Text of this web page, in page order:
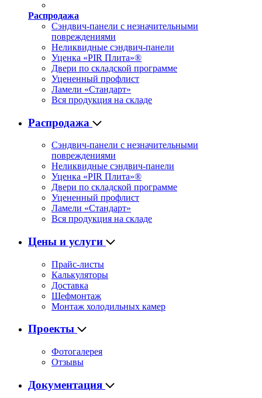
Распродажа
Сэндвич-панели с незначительными
повреждениями
Неликвидные сэндвич-панели
Уценка «PIR Плита»®
Двери по складской программе
Уцененный профлист
Ламели «Стандарт»
Вся продукция на складе
Распродажа
Сэндвич-панели с незначительными
повреждениями
Неликвидные сэндвич-панели
Уценка «PIR Плита»®
Двери по складской программе
Уцененный профлист
Ламели «Стандарт»
Вся продукция на складе
Цены и услуги
Прайс-листы
Калькуляторы
Доставка
Шефмонтаж
Монтаж холодильных камер
Проекты
Фотогалерея
Отзывы
Документация